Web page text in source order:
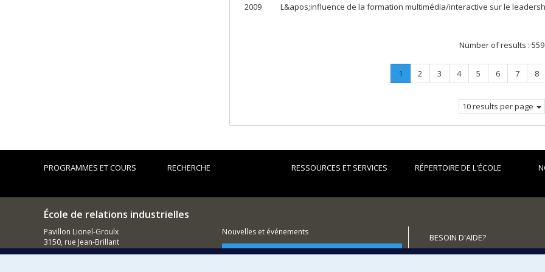
2009
L&apos;influence de la formation multimédia/interactive sur le
Number of results : 559
Page
1
Current
Page
2 Page
3 Page
4 Page
5 Page
6 Page
7 8
10 results per page
PROGRAMMES ET COURS RECHERCHE RESSOURCES ET SERVICES RÉPERTOIRE DE L'ÉCOLE
École de relations industrielles
Pavillon Lionel-Groulx
3150, rue Jean-Brillant
Montréal (QC)
Nouvelles et événements
Comment soutenir l'École?
BESOIN D'AIDE?
Plan du site